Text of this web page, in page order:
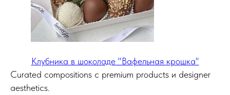
Клубника в шоколаде "Вафельная крошка"
Curated compositions с premium products и designer
aesthetics.